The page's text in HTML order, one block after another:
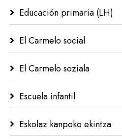
Educación primaria (LH)
El Carmelo social
El Carmelo soziala
Escuela infantil
Eskolaz kanpoko ekintza